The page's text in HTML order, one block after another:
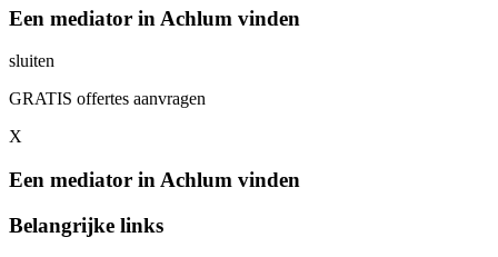
Een mediator in Achlum vinden
sluiten
GRATIS offertes aanvragen
X
Een mediator in Achlum vinden
Belangrijke links